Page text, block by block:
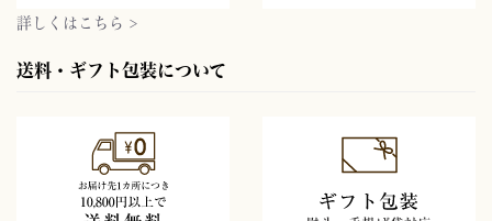
詳しくはこちら >
送料・ギフト包装について